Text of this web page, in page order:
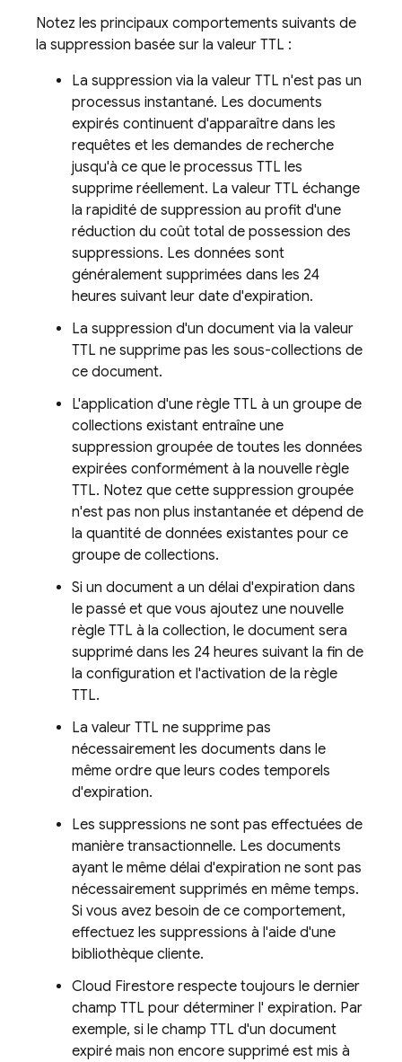
Notez les principaux comportements suivants de
la suppression basée sur la valeur TTL :
La suppression via la valeur TTL n'est pas un
processus instantané. Les documents
expirés continuent d'apparaître dans les
requêtes et les demandes de recherche
jusqu'à ce que le processus TTL les
supprime réellement. La valeur TTL échange
la rapidité de suppression au profit d'une
réduction du coût total de possession des
suppressions. Les données sont
généralement supprimées dans les 24
heures suivant leur date d'expiration.
La suppression d'un document via la valeur
TTL ne supprime pas les sous-collections de
ce document.
L'application d'une règle TTL à un groupe de
collections existant entraîne une
suppression groupée de toutes les données
expirées conformément à la nouvelle règle
TTL. Notez que cette suppression groupée
n'est pas non plus instantanée et dépend de
la quantité de données existantes pour ce
groupe de collections.
Si un document a un délai d'expiration dans
le passé et que vous ajoutez une nouvelle
règle TTL à la collection, le document sera
supprimé dans les 24 heures suivant la fin de
la configuration et l'activation de la règle
TTL.
La valeur TTL ne supprime pas
nécessairement les documents dans le
même ordre que leurs codes temporels
d'expiration.
Les suppressions ne sont pas effectuées de
manière transactionnelle. Les documents
ayant le même délai d'expiration ne sont pas
nécessairement supprimés en même temps.
Si vous avez besoin de ce comportement,
effectuez les suppressions à l'aide d'une
bibliothèque cliente.
Cloud Firestore respecte toujours le dernier
champ TTL pour déterminer l' expiration. Par
exemple, si le champ TTL d'un document
expiré mais non encore supprimé est mis à